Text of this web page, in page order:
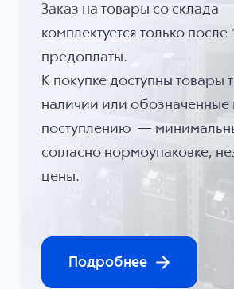
Заказ на товары со склада
комплектуется только после
предоплаты.
К покупке доступны товары
наличии или обозначенные
поступлению —
согласно нормоупаковке,
цены.
Подробнее